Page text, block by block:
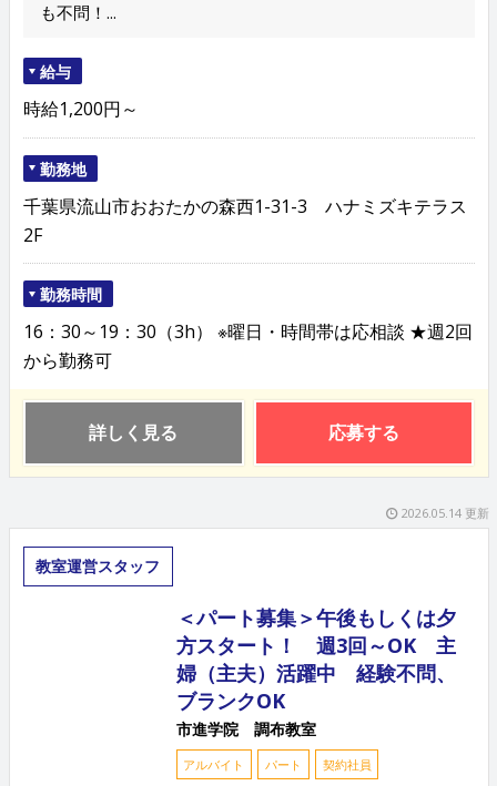
も不問！...
給与
時給1,200円～
勤務地
千葉県流山市おおたかの森西1-31-3 ハナミズキテラス
2F
勤務時間
16：30～19：30（3h） ※曜日・時間帯は応相談 ★週2回
から勤務可
詳しく見る 応募する
2026.05.14 更新
教室運営スタッフ
＜パート募集＞午後もしくは夕
方スタート！ 週3回～OK 主
婦（主夫）活躍中 経験不問、
ブランクOK
市進学院 調布教室
アルバイト パート 契約社員